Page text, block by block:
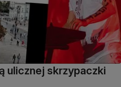
ulicznej skrzypaczki